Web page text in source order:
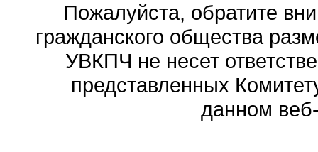
Пожалуйста, обратите
гражданского общества
УВКПЧ не несет
представленных
данном